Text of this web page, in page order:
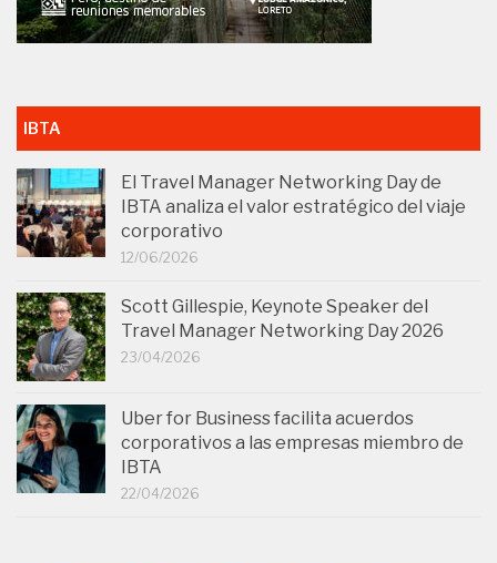
IBTA
El Travel Manager Networking Day de
IBTA analiza el valor estratégico del viaje
corporativo
12/06/2026
Scott Gillespie, Keynote Speaker del
Travel Manager Networking Day 2026
23/04/2026
Uber for Business facilita acuerdos
corporativos a las empresas miembro de
IBTA
22/04/2026